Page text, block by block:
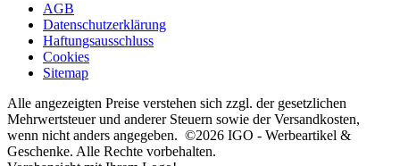
AGB
Datenschutzerklärung
Haftungsausschluss
Cookies
Sitemap
Alle angezeigten Preise verstehen sich zzgl. der gesetzlichen
Mehrwertsteuer und anderer Steuern sowie der Versandkosten,
wenn nicht anders angegeben. ©2026 IGO - Werbeartikel &
Geschenke. Alle Rechte vorbehalten.